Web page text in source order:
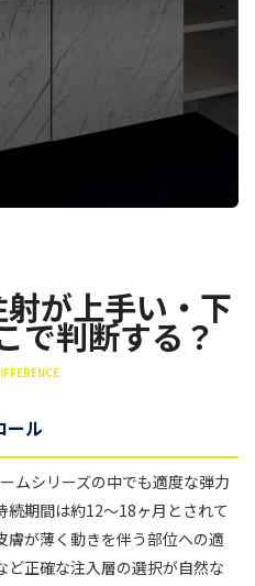
が上手い・下
で判断する？
ール
ムシリーズの中でも適度な弾力
続期間は約12〜18ヶ月とされて
膚が薄く動きを伴う部位への適
ど正確な注入層の選択が自然な